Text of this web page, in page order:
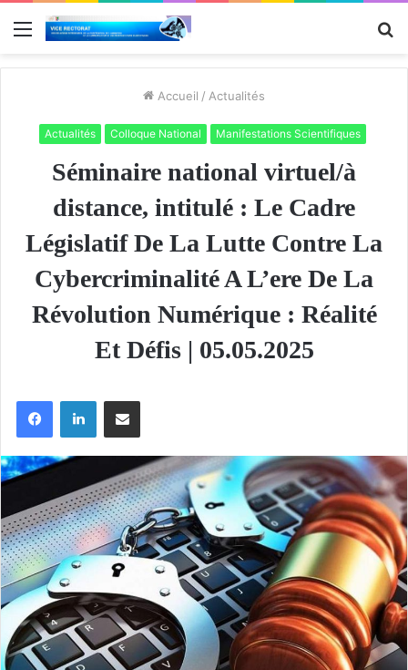
Menu
Accueil / Actualités
Actualités Colloque National Manifestations Scientifiques
Séminaire national virtuel/à
distance, intitulé : Le Cadre
Législatif De La Lutte Contre La
Cybercriminalité A L’ere De La
Révolution Numérique : Réalité
Et Défis | 05.05.2025
FacebookLinkedinPartager par email